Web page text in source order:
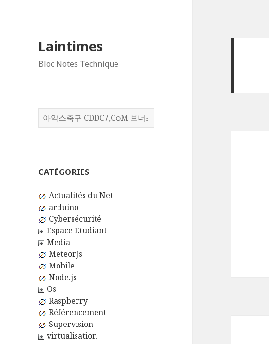
Laintimes
Bloc Notes Technique
Rechercher :
CATÉGORIES
Actualités du Net
arduino
Cybersécurité
Espace Etudiant
Media
MeteorJs
Mobile
Node.js
Os
Raspberry
Référencement
Supervision
virtualisation